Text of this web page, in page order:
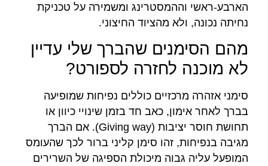
הארבע-ראשי וההמסטרינג ומשמירה על טכניקת
נחיתה נכונה, ולא מהציוד החיצוני.
מהם הסימנים שהברך שלי עדיין
לא מוכנה לחזרה לספורט?
סימני אזהרה מרכזיים כוללים נפיחות שמופיעה
בברך לאחר אימון, כאב חד בזמן שינויי כיוון או
תחושת חוסר יציבות (Giving way). אם הברך
מגיבה בנפיחות, זהו סימן קליני ברור לכך שהעומס
המופעל עליה גבוה מיכולת הספיגה של השרירים